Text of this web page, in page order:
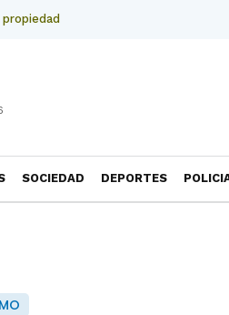
SOCIEDAD DEPORTES